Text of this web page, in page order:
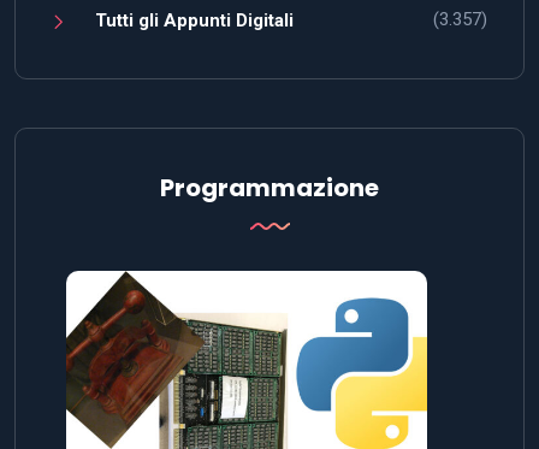
Tutti gli Appunti Digitali (3.357)
Programmazione